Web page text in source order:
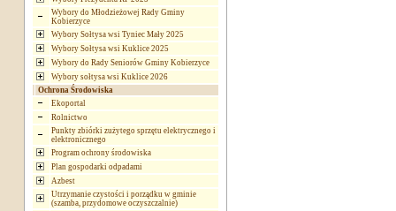
Wybory do Młodzieżowej Rady Gminy
Kobierzyce
Wybory Sołtysa wsi Tyniec Mały 2025
Wybory Sołtysa wsi Kuklice 2025
Wybory do Rady Seniorów Gminy Kobierzyce
Wybory sołtysa wsi Kuklice 2026
Ochrona Środowiska
Ekoportal
Rolnictwo
Punkty zbiórki zużytego sprzętu elektrycznego i
elektronicznego
Program ochrony środowiska
Plan gospodarki odpadami
Azbest
Utrzymanie czystości i porządku w gminie
(szamba, przydomowe oczyszczalnie)